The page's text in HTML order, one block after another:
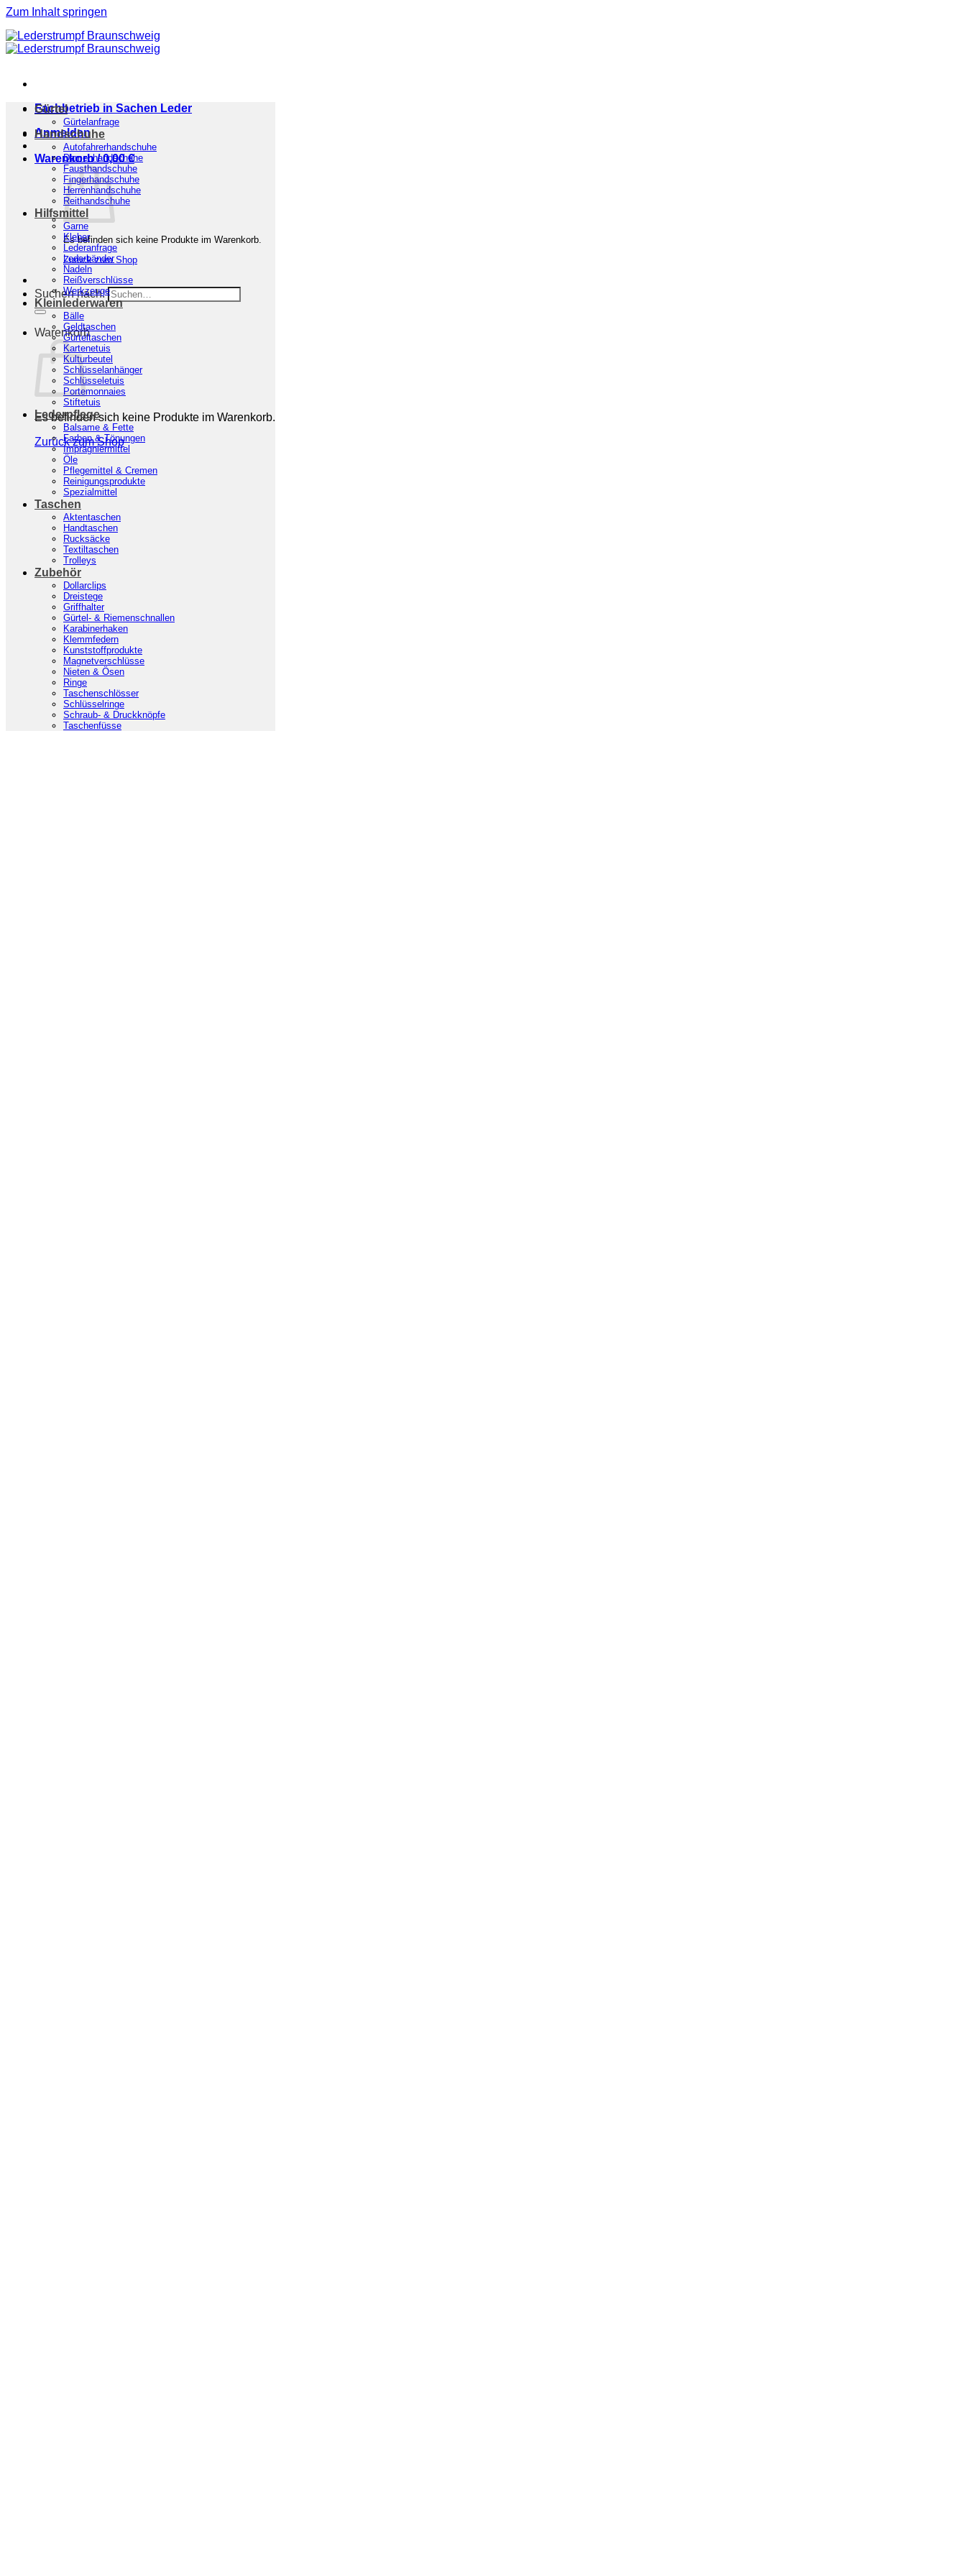
Zum Inhalt springen
Fachbetrieb in Sachen Leder
Anmelden
Warenkorb /0,00€
Es befinden sich keine Produkte im Warenkorb.
Zurück zum Shop
Suchen nach:
Warenkorb
Es befinden sich keine Produkte im Warenkorb.
Zurück zum Shop
Gürtel
Gürtelanfrage
Handschuhe
Autofahrerhandschuhe
Damenhandschuhe
Fausthandschuhe
Fingerhandschuhe
Herrenhandschuhe
Reithandschuhe
Hilfsmittel
Garne
Kleber
Lederanfrage
Lederbänder
Nadeln
Reißverschlüsse
Werkzeuge
Kleinlederwaren
Bälle
Geldtaschen
Gürteltaschen
Kartenetuis
Kulturbeutel
Schlüsselanhänger
Schlüsseletuis
Portemonnaies
Stiftetuis
Lederpflege
Balsame & Fette
Farben & Tönungen
Imprägniermittel
Öle
Pflegemittel & Cremen
Reinigungsprodukte
Spezialmittel
Taschen
Aktentaschen
Handtaschen
Rucksäcke
Textiltaschen
Trolleys
Zubehör
Dollarclips
Dreistege
Griffhalter
Gürtel- & Riemenschnallen
Karabinerhaken
Klemmfedern
Kunststoffprodukte
Magnetverschlüsse
Nieten & Ösen
Ringe
Taschenschlösser
Schlüsselringe
Schraub- & Druckknöpfe
Taschenfüsse